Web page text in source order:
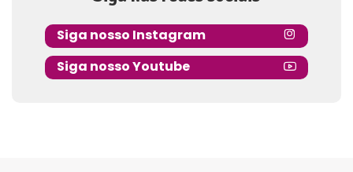
Siga nosso Instagram
Siga nosso Youtube